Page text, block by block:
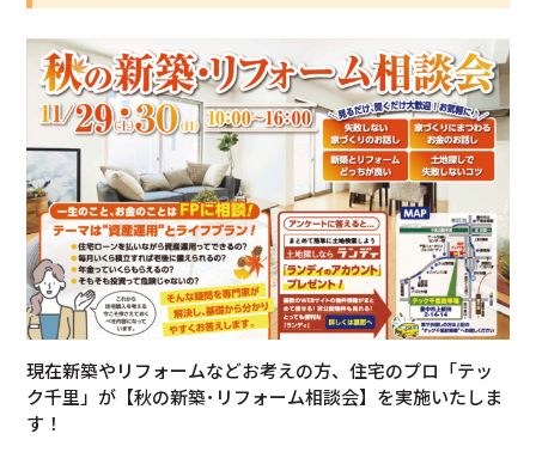
現在新築やリフォームなどお考えの方、住宅のプロ「テッ
ク千里」が【秋の新築･リフォーム相談会】を実施いたしま
す！